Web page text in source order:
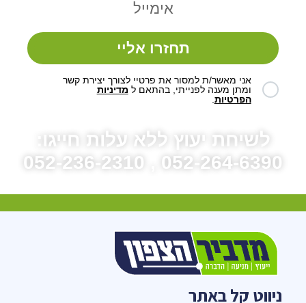
אני מאשר/ת למסור את פרטיי לצורך יצירת קשר
ומתן מענה לפנייתי, בהתאם ל מדיניות
הפרטיות.
תחזרו אליי
לשיחת יעוץ ללא עלות חייגו:
052-264-6390 , 052-236-2310
ניווט קל באתר